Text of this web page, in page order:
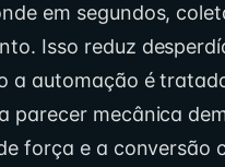
em segundos,
Isso reduz
a automação é
parecer mecânica
força e a conversão